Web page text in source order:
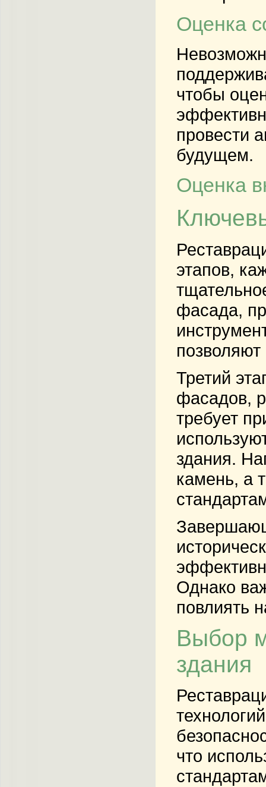
Оценка
чтобы
провести
будущем.
Оценка
этапов,
фасада,
Третий
фасадов,
требует
здания.
камень, а
Однако
повлиять
Выбор
здания
что